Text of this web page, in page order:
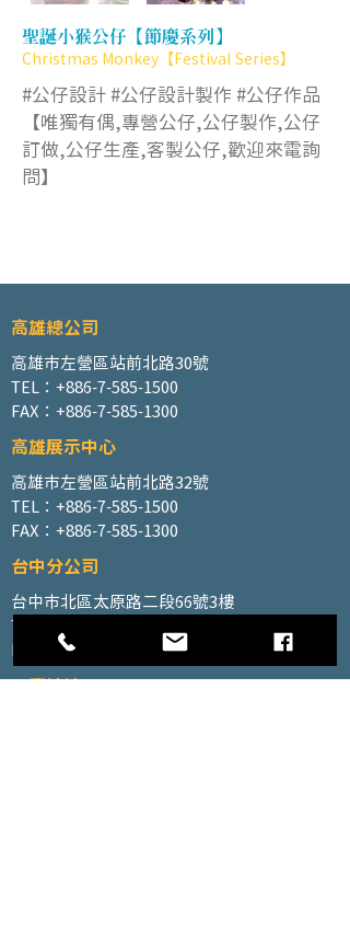
聖誕小猴公仔【節慶系列】
Christmas Monkey【Festival Series】
#公仔設計 #公仔設計製作 #公仔作品
【唯獨有偶,專營公仔,公仔製作,公仔
訂做,公仔生產,客製公仔,歡迎來電詢
問】
高雄總公司
高雄市左營區站前北路30號
TEL：+886-7-585-1500
FAX：+886-7-585-1300
高雄展示中心
高雄市左營區站前北路32號
TEL：+886-7-585-1500
FAX：+886-7-585-1300
台中分公司
台中市北區太原路二段66號3樓
TEL：+886-4-2202-5660
FAX：+886-4-2206-3527
工廠地址